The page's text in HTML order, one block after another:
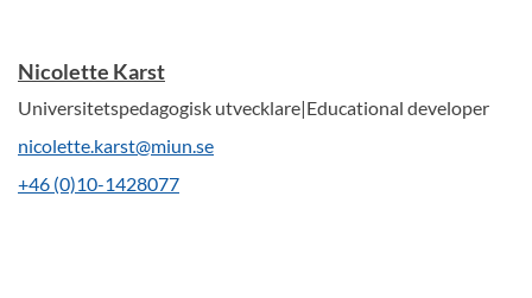
Nicolette Karst
Universitetspedagogisk utvecklare|Educational developer
nicolette.karst@miun.se
+46 (0)10-1428077